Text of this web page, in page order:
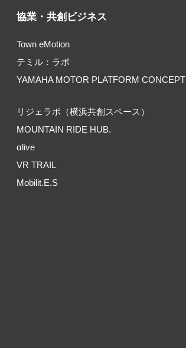
協業・共創ビジネス
Town eMotion
テミル：ラボ
YAMAHA MOTOR PLATFORM CONCEPT
リジェラボ（横浜共創スペース）
MOUNTAIN RIDE HUB.
αlive
VR TRAIL
Mobilit.E.S